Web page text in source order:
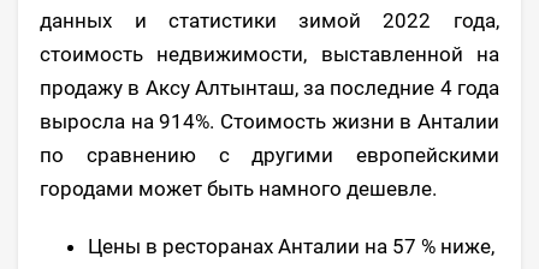
данных и статистики зимой 2022 года,
стоимость недвижимости, выставленной на
продажу в Аксу Алтынташ, за последние 4 года
выросла на 914%. Стоимость жизни в Анталии
по сравнению с другими европейскими
городами может быть намного дешевле.
Цены в ресторанах Анталии на 57 % ниже,